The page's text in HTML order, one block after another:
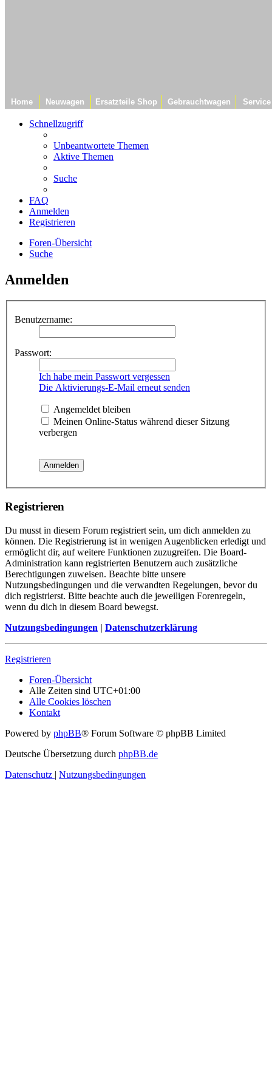
Home Neuwagen Ersatzteile Shop Gebrauchtwagen Service
Schnellzugriff
Unbeantwortete Themen
Aktive Themen
Suche
FAQ
Anmelden
Registrieren
Foren-Übersicht
Suche
Anmelden
Benutzername:
Passwort:
Ich habe mein Passwort vergessen
Die Aktivierungs-E-Mail erneut senden
Angemeldet bleiben
Meinen Online-Status während dieser Sitzung
verbergen
Registrieren
Du musst in diesem Forum registriert sein, um dich anmelden zu
können. Die Registrierung ist in wenigen Augenblicken erledigt und
ermöglicht dir, auf weitere Funktionen zuzugreifen. Die Board-
Administration kann registrierten Benutzern auch zusätzliche
Berechtigungen zuweisen. Beachte bitte unsere
Nutzungsbedingungen und die verwandten Regelungen, bevor du
dich registrierst. Bitte beachte auch die jeweiligen Forenregeln,
wenn du dich in diesem Board bewegst.
Nutzungsbedingungen | Datenschutzerklärung
Registrieren
Foren-Übersicht
Alle Zeiten sind UTC+01:00
Alle Cookies löschen
Kontakt
Powered by phpBB® Forum Software © phpBB Limited
Deutsche Übersetzung durch phpBB.de
Datenschutz | Nutzungsbedingungen